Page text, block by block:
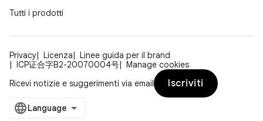
Tutti i prodotti
Privacy Licenza
Linee guida per il brand
ICP证合字B2-20070004号
Manage cookies
Ricevi notizie e suggerimenti via email
Iscriviti